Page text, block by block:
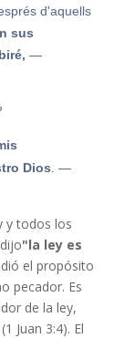
d'aquells
sus
—
Dios —
y todos los
"la ley es
el propósito
pecador. Es
de la ley,
Juan 3:4). El